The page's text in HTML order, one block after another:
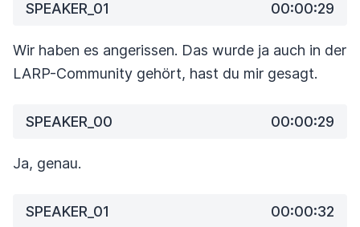
SPEAKER_01 00:00:29
Wir haben es angerissen. Das wurde ja auch in der
LARP-Community gehört, hast du mir gesagt.
SPEAKER_00 00:00:29
Ja, genau.
SPEAKER_01 00:00:32